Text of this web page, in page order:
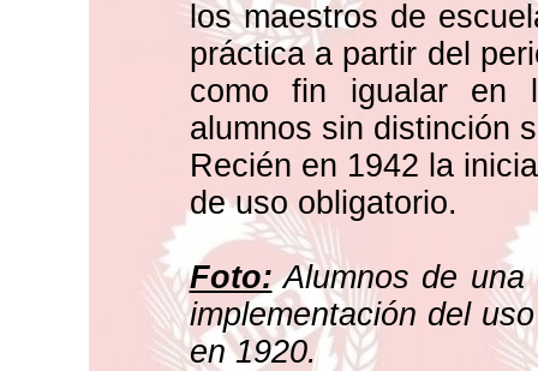
los maestros de
práctica a partir del
como fin igualar en
alumnos sin distinción
Recién en 1942 la
de uso obligatorio.
Foto:Alumnos de una
implementación del
en 1920.